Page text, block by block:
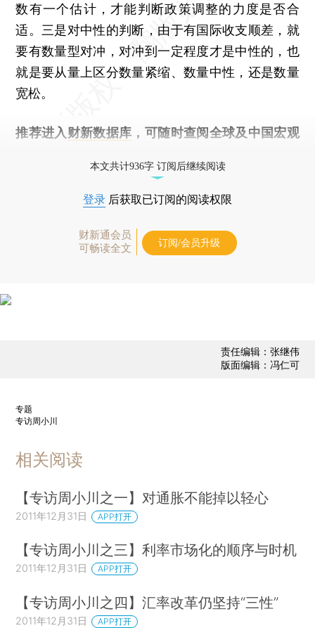
数有一个估计，才能判断政策调整的力度是否合
适。三是对中性的判断，由于有国际收支顺差，就
要有数量型对冲，对冲到一定程度才是中性的，也
就是要从量上区分数量紧缩、数量中性，还是数量
宽松。
推荐进入 财新数据库 ，可随时查阅全球及中国宏观
本文共计936字 订阅后继续阅读
登录 后获取已订阅的阅读权限
财新通会员
可畅读全文
订阅/会员升级
责任编辑：张继伟
版面编辑：冯仁可
专题
专访周小川
相关阅读
【专访周小川之一】对通胀不能掉以轻心
2011年12月31日 APP打开
【专访周小川之三】利率市场化的顺序与时机
2011年12月31日 APP打开
【专访周小川之四】汇率改革仍坚持“三性”
2011年12月31日 APP打开